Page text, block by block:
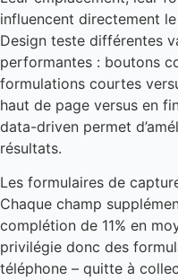
influencent directement
Design teste différentes
performantes : boutons
formulations courtes
haut de page versus en
data-driven permet
résultats.
Les formulaires de
Chaque champ
complétion de 11% en
privilégie donc des
téléphone – quitte à